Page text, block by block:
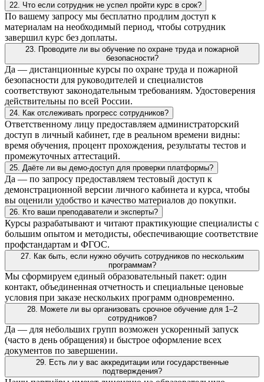
22. Что если сотрудник не успел пройти курс в срок?
По вашему запросу мы бесплатно продлим доступ к
материалам на необходимый период, чтобы сотрудник
завершил курс без доплаты.
23. Проводите ли вы обучение по охране труда и пожарной
безопасности?
Да — дистанционные курсы по охране труда и пожарной
безопасности для руководителей и специалистов
соответствуют законодательным требованиям. Удостоверения
действительны по всей России.
24. Как отслеживать прогресс сотрудников?
Ответственному лицу предоставляем администраторский
доступ в личный кабинет, где в реальном времени видны:
время обучения, процент прохождения, результаты тестов и
промежуточных аттестаций.
25. Даёте ли вы демо-доступ для проверки платформы?
Да — по запросу предоставляем тестовый доступ к
демонстрационной версии личного кабинета и курса, чтобы
вы оценили удобство и качество материалов до покупки.
26. Кто ваши преподаватели и эксперты?
Курсы разрабатывают и читают практикующие специалисты с
большим опытом и методисты, обеспечивающие соответствие
профстандартам и ФГОС.
27. Как быть, если нужно обучить сотрудников по нескольким
программам?
Мы сформируем единый образовательный пакет: один
контакт, объединенная отчетность и специальные ценовые
условия при заказе нескольких программ одновременно.
28. Можете ли вы организовать срочное обучение для 1–2
сотрудников?
Да — для небольших групп возможен ускоренный запуск
(часто в день обращения) и быстрое оформление всех
документов по завершении.
29. Есть ли у вас аккредитации или государственные
подтверждения?